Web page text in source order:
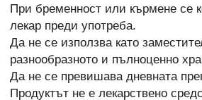
При бременност или кърмене се
лекар преди употреба.
Да не се използва като
разнообразното и пълноценно
Да не се превишава дневната
Продуктът не е лекарствено